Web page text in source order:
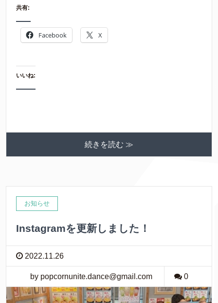
共有:
Facebook X
いいね:
続きを読む ≫
お知らせ
Instagramを更新しました！
2022.11.26
by popcornunite.dance@gmail.com 0